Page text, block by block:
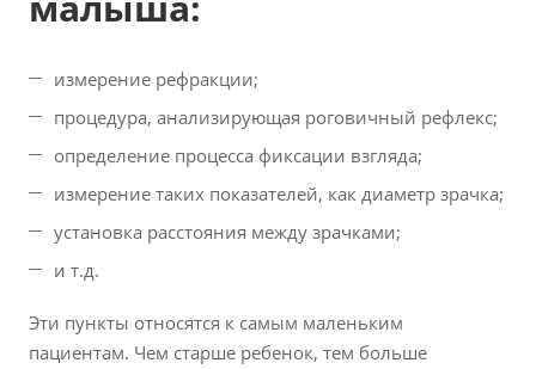
измерение рефракции;
процедура, анализирующая роговичный рефлекс;
определение процесса фиксации взгляда;
измерение таких показателей, как диаметр зрачка;
установка расстояния между зрачками;
и т.д.
Эти пункты относятся к самым маленьким
пациентам. Чем старше ребенок, тем больше